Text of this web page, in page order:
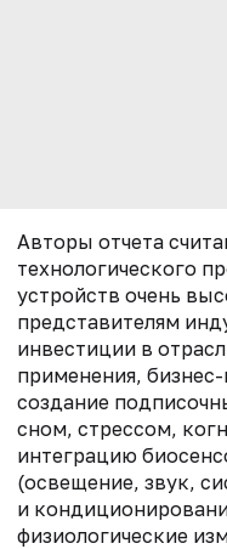
Авторы отчета
технологического
устройств очень
представителям
инвестиции в
применения,
создание
сном, стрессом,
интеграцию
(освещение, звук,
и
физиологические